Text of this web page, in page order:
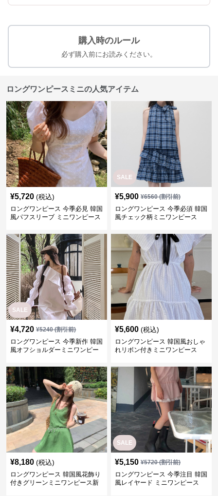
購入時のルール
必ず購入前にお読みください。
ロングワンピースミニの人気アイテム
¥5,720 (税込)
ロングワンピース 今季必見 韓国
風パフスリーブ ミニワンピース
SALE
¥5,900 ¥6560(割引前)
ロングワンピース 今季必須 韓国
風チェック柄ミニワンピース
SALE
¥4,720 ¥5240(割引前)
ロングワンピース 今季新作 韓国
風オフショルダーミニワンピー
¥5,600 (税込)
ロングワンピース 韓国風おしゃ
れリボン付きミニワンピース
¥8,180 (税込)
ロングワンピース 韓国風花飾り
付きグリーンミニワンピース新
SALE
¥5,150 ¥5720(割引前)
ロングワンピース 今季注目 韓国
風レイヤード ミニワンピース